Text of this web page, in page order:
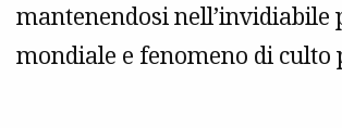
mantenendosi nell’invidiabile
mondiale e fenomeno di